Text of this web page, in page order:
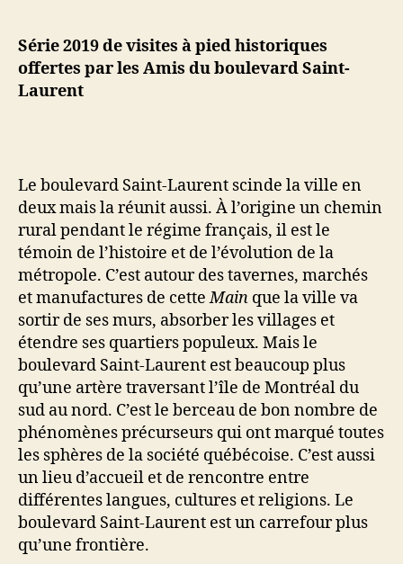
Série 2019 de visites à pied historiques
offertes par les Amis du boulevard Saint-
Laurent
Le boulevard Saint-Laurent scinde la ville en
deux mais la réunit aussi. À l’origine un chemin
rural pendant le régime français, il est le
témoin de l’histoire et de l’évolution de la
métropole. C’est autour des tavernes, marchés
et manufactures de cetteMain que la ville va
sortir de ses murs, absorber les villages et
étendre ses quartiers populeux. Mais le
boulevard Saint-Laurent est beaucoup plus
qu’une artère traversant l’île de Montréal du
sud au nord. C’est le berceau de bon nombre de
phénomènes précurseurs qui ont marqué toutes
les sphères de la société québécoise. C’est aussi
un lieu d’accueil et de rencontre entre
différentes langues, cultures et religions. Le
boulevard Saint-Laurent est un carrefour plus
qu’une frontière.